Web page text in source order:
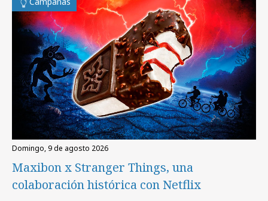
domingo, 9 de agosto 2026
Maxibon x Stranger Things, una
colaboración histórica con Netflix